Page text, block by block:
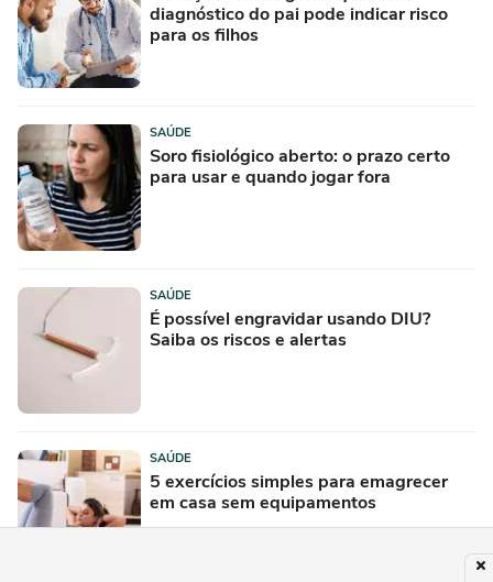
diagnóstico do pai pode indicar risco
para os filhos
SAÚDE
Soro fisiológico aberto: o prazo certo
para usar e quando jogar fora
SAÚDE
É possível engravidar usando DIU?
Saiba os riscos e alertas
SAÚDE
5 exercícios simples para emagrecer
em casa sem equipamentos